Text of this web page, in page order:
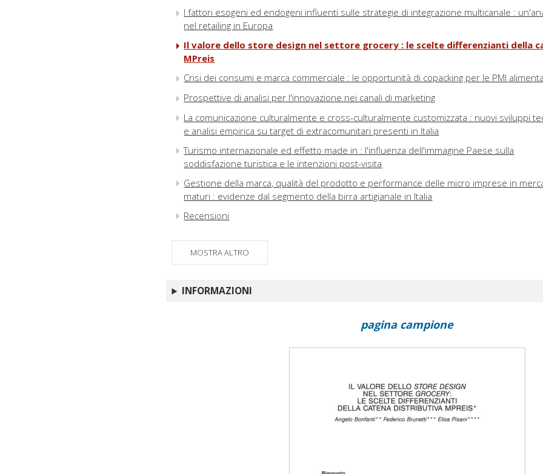
I fattori esogeni ed endogeni influenti sulle strategie di integrazione multicanale :
nel retailing in Europa
Il valore dello store design nel settore grocery : le scelte differenzianti della
MPreis
Crisi dei consumi e marca commerciale : le opportunità di copacking per le PMI
Prospettive di analisi per l'innovazione nei canali di marketing
La comunicazione culturalmente e cross-culturalmente customizzata : nuovi sviluppi
e analisi empirica su target di extracomunitari presenti in Italia
Turismo internazionale ed effetto made in : l'influenza dell'immagine Paese sulla
soddisfazione turistica e le intenzioni post-visita
Gestione della marca, qualità del prodotto e performance delle micro imprese in
maturi : evidenze dal segmento della birra artigianale in Italia
Recensioni
MOSTRA ALTRO
INFORMAZIONI
pagina campione